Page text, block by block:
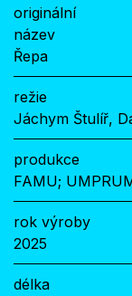
originální
název
Řepa
režie
Jáchym Štulíř,
produkce
FAMU;
rok výroby
2025
délka